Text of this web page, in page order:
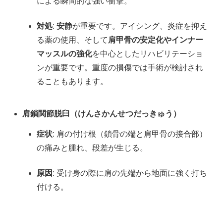
対処:安静が重要です。アイシング、炎症を抑え
る薬の使用、そして 肩甲骨の安定化やインナー
マッスルの強化を中心としたリハビリテーショ
ンが重要です。重度の損傷では手術が検討され
ることもあります。
肩鎖関節脱臼（けんさかんせつだっきゅう）
症状: 肩の付け根（鎖骨の端と肩甲骨の接合部）
の痛みと腫れ、段差が生じる。
原因 : 受け身の際に肩の先端から地面に強く打ち
付ける。